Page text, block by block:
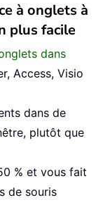
à onglets à
plus facile
dans
Access, Visio
dans de
plutôt que
% et vous fait
de souris